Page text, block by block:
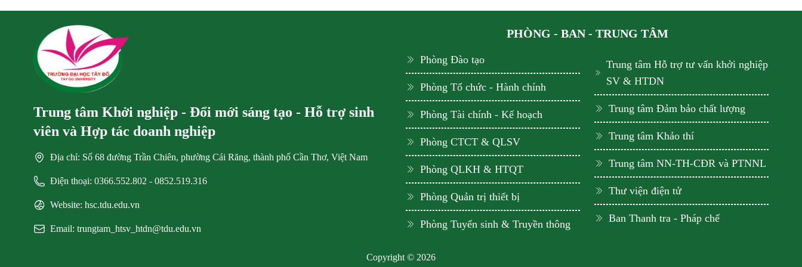
Trung tâm Khởi nghiệp - Đổi mới sáng tạo - Hỗ trợ sinh
viên và Hợp tác doanh nghiệp
Địa chỉ: Số 68 đường Trần Chiên, phường Cái Răng, thành phố Cần Thơ, Việt Nam
Điện thoại: 0366.552.802 - 0852.519.316
Website: hsc.tdu.edu.vn
Email: trungtam_htsv_htdn@tdu.edu.vn
PHÒNG - BAN - TRUNG TÂM
Phòng Đào tạo
Phòng Tổ chức - Hành chính
Phòng Tài chính - Kế hoạch
Phòng CTCT & QLSV
Phòng QLKH & HTQT
Phòng Quản trị thiết bị
Phòng Tuyển sinh & Truyền thông
Trung tâm Hỗ trợ tư vấn khởi nghiệp
SV & HTDN
Trung tâm Đảm bảo chất lượng
Trung tâm Khảo thí
Trung tâm NN-TH-CĐR và PTNNL
Thư viện điện tử
Ban Thanh tra - Pháp chế
Copyright © 2026